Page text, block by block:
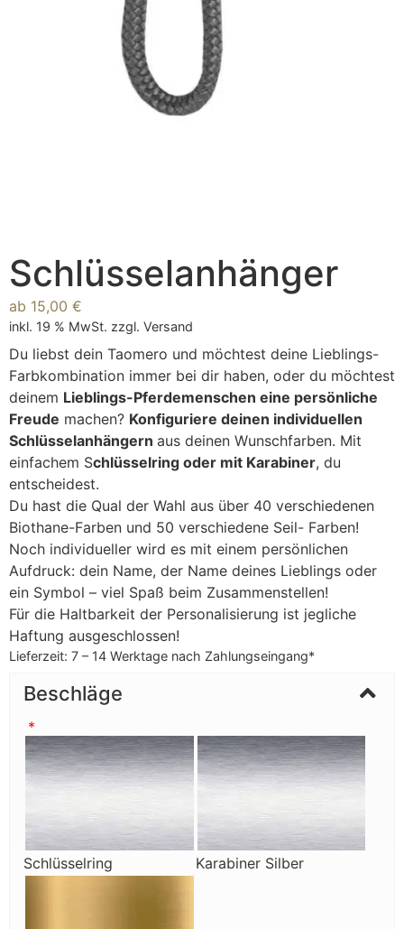
Schlüsselanhänger
ab 15,00 €
inkl. 19 % MwSt. zzgl. Versand
Du liebst dein Taomero und möchtest deine Lieblings-
Farbkombination immer bei dir haben, oder du möchtest
deinem Lieblings-Pferdemenschen eine persönliche
Freude machen? Konfiguriere deinen individuellen
Schlüsselanhängern aus deinen Wunschfarben. Mit
einfachem Schlüsselring oder mit Karabiner, du
entscheidest.
Du hast die Qual der Wahl aus über 40 verschiedenen
Biothane-Farben und 50 verschiedene Seil- Farben!
Noch individueller wird es mit einem persönlichen
Aufdruck: dein Name, der Name deines Lieblings oder
ein Symbol – viel Spaß beim Zusammenstellen!
Für die Haltbarkeit der Personalisierung ist jegliche
Haftung ausgeschlossen!
Lieferzeit: 7 – 14 Werktage nach Zahlungseingang*
Beschläge
*
Schlüsselring Karabiner Silber